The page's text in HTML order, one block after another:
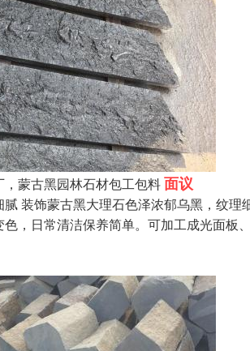
蒙古黑园林石材包工包料面议
装饰蒙古黑大理石色泽浓郁乌黑，纹
，日常清洁保养简单。可加工成光面